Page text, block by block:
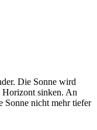
Die Sonne wird
Horizont sinken. An
Sonne nicht mehr tiefer